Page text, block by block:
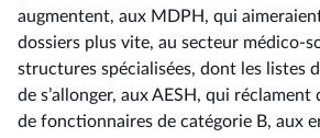
augmentent, aux MDPH, qui
dossiers plus vite, au secteur médico-
structures spécialisées, dont les listes
de s’allonger, aux AESH, qui réclament
de fonctionnaires de catégorie B, aux